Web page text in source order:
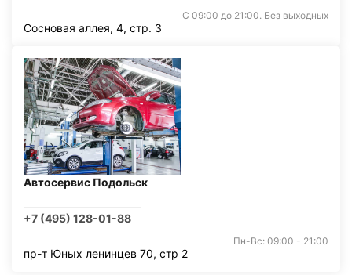
С 09:00 до 21:00. Без выходных
Сосновая аллея, 4, стр. 3
Автосервис Подольск
+7 (495) 128-01-88
Пн-Вс: 09:00 - 21:00
пр-т Юных ленинцев 70, стр 2